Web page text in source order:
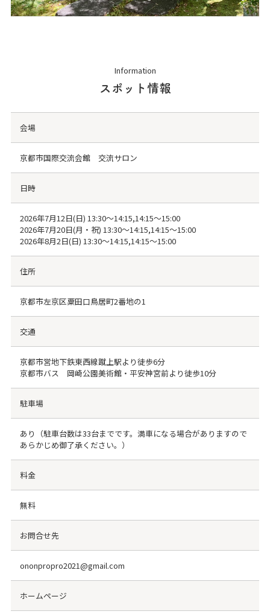
Information
スポット情報
会場
京都市国際交流会館 交流サロン
日時
2026年7月12日(日) 13:30～14:15,14:15～15:00
2026年7月20日(月・祝) 13:30～14:15,14:15～15:00
2026年8月2日(日) 13:30～14:15,14:15～15:00
住所
京都市左京区粟田口鳥居町2番地の1
交通
京都市営地下鉄東西線蹴上駅より徒歩6分
京都市バス 岡崎公園美術館・平安神宮前より徒歩10分
駐車場
あり（駐車台数は33台までです。満車になる場合がありますので
あらかじめ御了承ください。）
料金
無料
お問合せ先
ononpropro2021@gmail.com
ホームページ